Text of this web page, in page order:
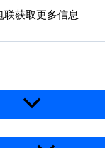
联获取更多信息